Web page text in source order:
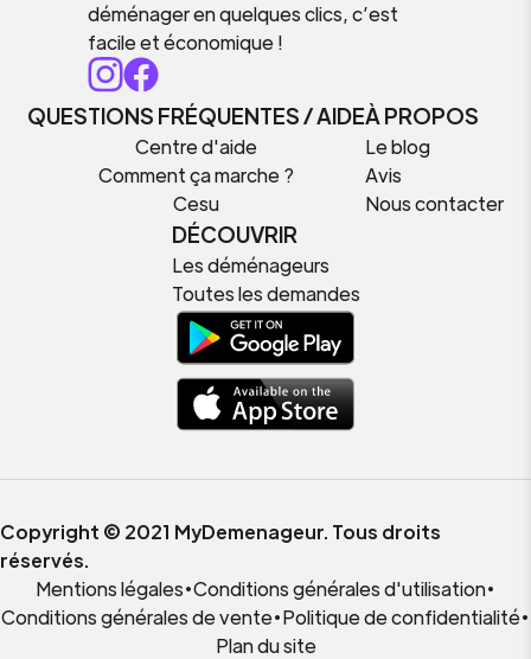
déménager en quelques clics, c’est
facile et économique !
QUESTIONS FRÉQUENTES / AIDE
Centre d'aide
Comment ça marche ?
Cesu
À PROPOS
Le blog
Avis
Nous contacter
DÉCOUVRIR
Les déménageurs
Toutes les demandes
Copyright © 2021 MyDemenageur. Tous droits
réservés.
Mentions légales•Conditions générales d'utilisation•
Conditions générales de vente•Politique de confidentialité•
Plan du site